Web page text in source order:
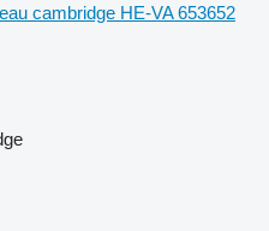
cambridge HE-VA 653652